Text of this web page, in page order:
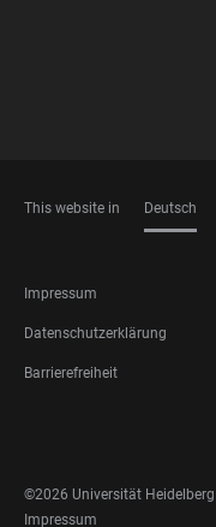
This website in Deutsch
FOOTER
LEGAL
Impressum
Datenschutzerklärung
Barrierefreiheit
MEDIA
©2026 Universität Heidelberg
FOOTER
Impressum